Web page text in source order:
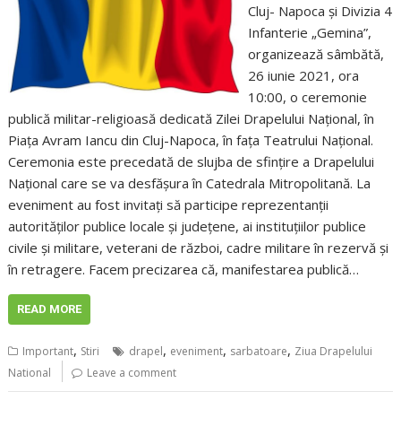
Cluj- Napoca şi Divizia 4
Infanterie „Gemina”,
organizează sâmbătă,
26 iunie 2021, ora
10:00, o ceremonie
publică militar-religioasă dedicată Zilei Drapelului Naţional, în
Piaţa Avram Iancu din Cluj-Napoca, în faţa Teatrului Naţional.
Ceremonia este precedată de slujba de sfinţire a Drapelului
Naţional care se va desfăşura în Catedrala Mitropolitană. La
eveniment au fost invitaţi să participe reprezentanţii
autorităţilor publice locale şi judeţene, ai instituţiilor publice
civile şi militare, veterani de război, cadre militare în rezervă şi
în retragere. Facem precizarea că, manifestarea publică…
READ MORE
Important, Stiri drapel, eveniment, sarbatoare, Ziua Drapelului
National
Leave a comment